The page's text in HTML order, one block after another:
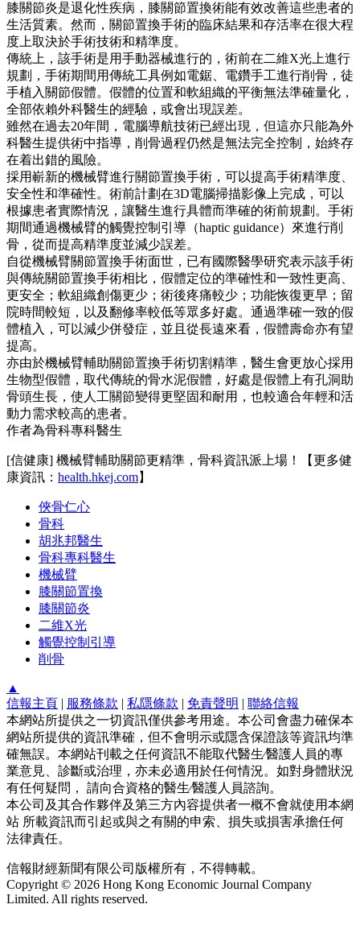
膝關節炎是退化性疾病，膝關節置換術能有效改善這些患者的
生活質素。然而，關節置換手術的臨床結果和存活率在很大程
度上取決於手術技術和精準度。
傳統上，該手術是用手動器械進行的，術前在二維X光上進行
規劃，手術期間用傳統工具例如電鋸、電鑽手工進行削骨，徒
手植入關節假體。假體的位置和軟組織的平衡無法準確量化，
全部依賴外科醫生的經驗，或會出現誤差。
雖然在過去20年間，電腦導航技術已經出現，但這亦只能為外
科醫生提供術中指導，削骨過程仍然是無法完全控制，始終存
在着出錯的風險。
採用嶄新的機械臂進行關節置換手術，可以提高手術精準度、
安全性和準確性。術前計劃在3D電腦掃描影像上完成，可以
根據患者實際情況，讓醫生進行具體而準確的術前規劃。手術
期間通過機械臂的觸覺控制引導（haptic guidance）來進行削
骨，從而提高精準度並減少誤差。
自從機械臂關節置換手術面世，已有國際醫學研究表示該手術
與傳統關節置換手術相比，假體定位的準確性和一致性更高、
更安全；軟組織創傷更少；術後疼痛較少；功能恢復更早；留
院時間較短，以及翻修率較低等眾多好處。通過準確一致的假
體植入，可以減少併發症，並且從長遠來看，假體壽命亦有望
提高。
亦由於機械臂輔助關節置換手術切割精準，醫生會更放心採用
生物型假體，取代傳統的骨水泥假體，好處是假體上有孔洞助
骨頭生長，使人工關節變得更堅固和耐用，也較適合年輕和活
動力需求較高的患者。
作者為骨科專科醫生
[信健康] 機械臂輔助關節更精準，骨科資訊派上場！【更多健
康資訊： health.hkej.com】
俠骨仁心
骨科
胡兆邦醫生
骨科專科醫生
機械臂
膝關節置換
膝關節炎
二維X光
觸覺控制引導
削骨
▲
信報主頁 | 服務條款 | 私隱條款 | 免責聲明 | 聯絡信報
本網站所提供之一切資訊僅供參考用途。本公司會盡力確保本
網站所提供的資訊準確，但不會明示或隱含保證該等資訊均準
確無誤。本網站刊載之任何資訊不能取代醫生∕醫護人員的專
業意見、診斷或治理，亦未必適用於任何情況。如對身體狀況
有任何疑問， 請向合資格的醫生∕醫護人員諮詢。
本公司及其合作夥伴及第三方內容提供者一概不會就使用本網
站 所載資訊而引起或與之有關的申索、損失或損害承擔任何
法律責任。
信報財經新聞有限公司版權所有，不得轉載。
Copyright © 2026 Hong Kong Economic Journal Company
Limited. All rights reserved.